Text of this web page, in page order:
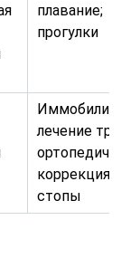
плавание;
прогулки
лечение
коррекция
стопы